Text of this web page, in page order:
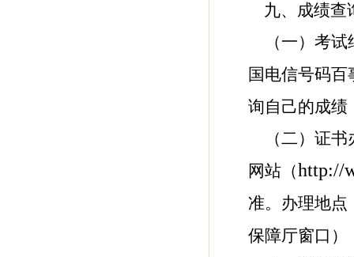
九、成绩查
（一）考
国电信号码百
询自己的成绩
（二）证
网站（http://
准。办理地点
保障厅窗口 ）